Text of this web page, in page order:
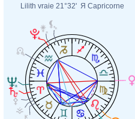
Lilith vraie 21°32' Я Capricorne